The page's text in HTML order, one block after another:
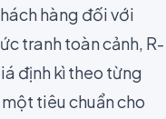
hàng đối với
tranh toàn cảnh, R-
định kì theo từng
tiêu chuẩn cho